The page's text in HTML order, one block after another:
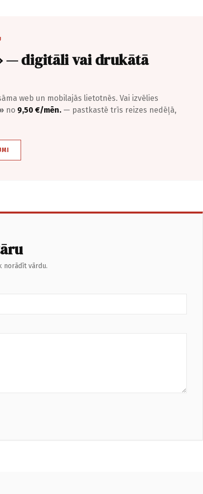
— digitāli vai drukātā
web un mobilajās lietotnēs. Vai izvēlies
no 9,50 €/mēn. — pastkastē trīs reizes nedēļā,
norādīt vārdu.